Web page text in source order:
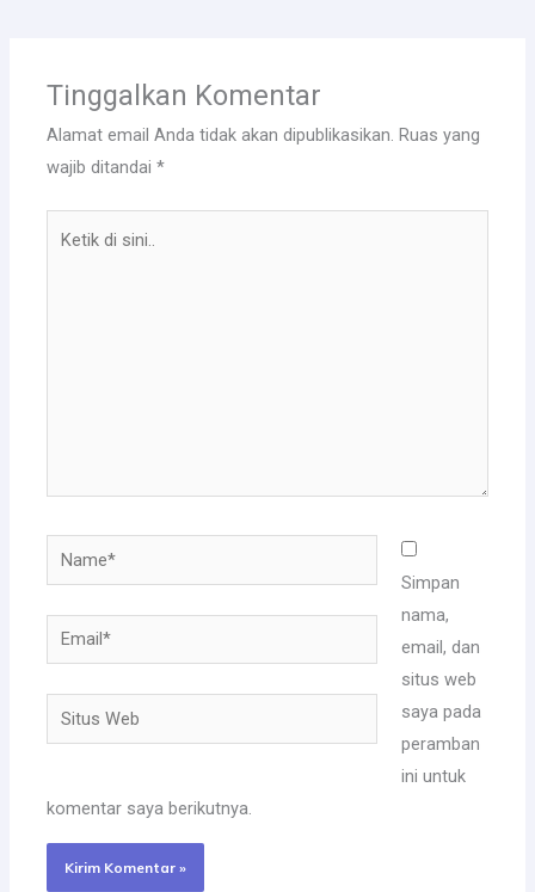
Tinggalkan Komentar
Alamat email Anda tidak akan dipublikasikan. Ruas yang
wajib ditandai*
Name*
Email*
Situs
Web
Simpan
nama,
email, dan
situs web
saya pada
peramban
ini untuk
komentar saya berikutnya.